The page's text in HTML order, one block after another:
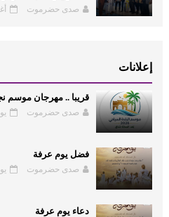
صدى حضرموت أغسطس
إعلانات
قريبا .. مهرجان موسم نجم
صدى حضرموت يوليو 03, 2026
فضل يوم عرفة
صدى حضرموت يونيو 05, 2025
دعاء يوم عرفة